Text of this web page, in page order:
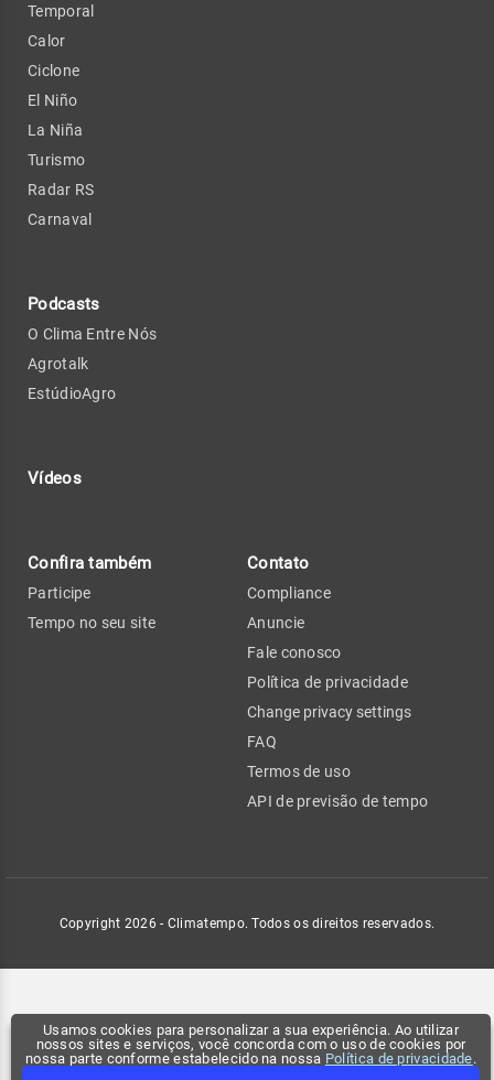
Usamos cookies para personalizar a sua experiência. Ao utilizar
nossos sites e serviços, você concorda com o uso de cookies por
nossa parte conforme estabelecido na nossa Política de privacidade.
Temporal
Calor
Ciclone
El Niño
La Niña
Turismo
Radar RS
Carnaval
Podcasts
O Clima Entre Nós
Agrotalk
EstúdioAgro
Vídeos
Confira também
Participe
Tempo no seu site
Contato
Compliance
Anuncie
Fale conosco
Política de privacidade
Change privacy settings
FAQ
Termos de uso
API de previsão de tempo
Copyright 2026 - Climatempo. Todos os direitos reservados.